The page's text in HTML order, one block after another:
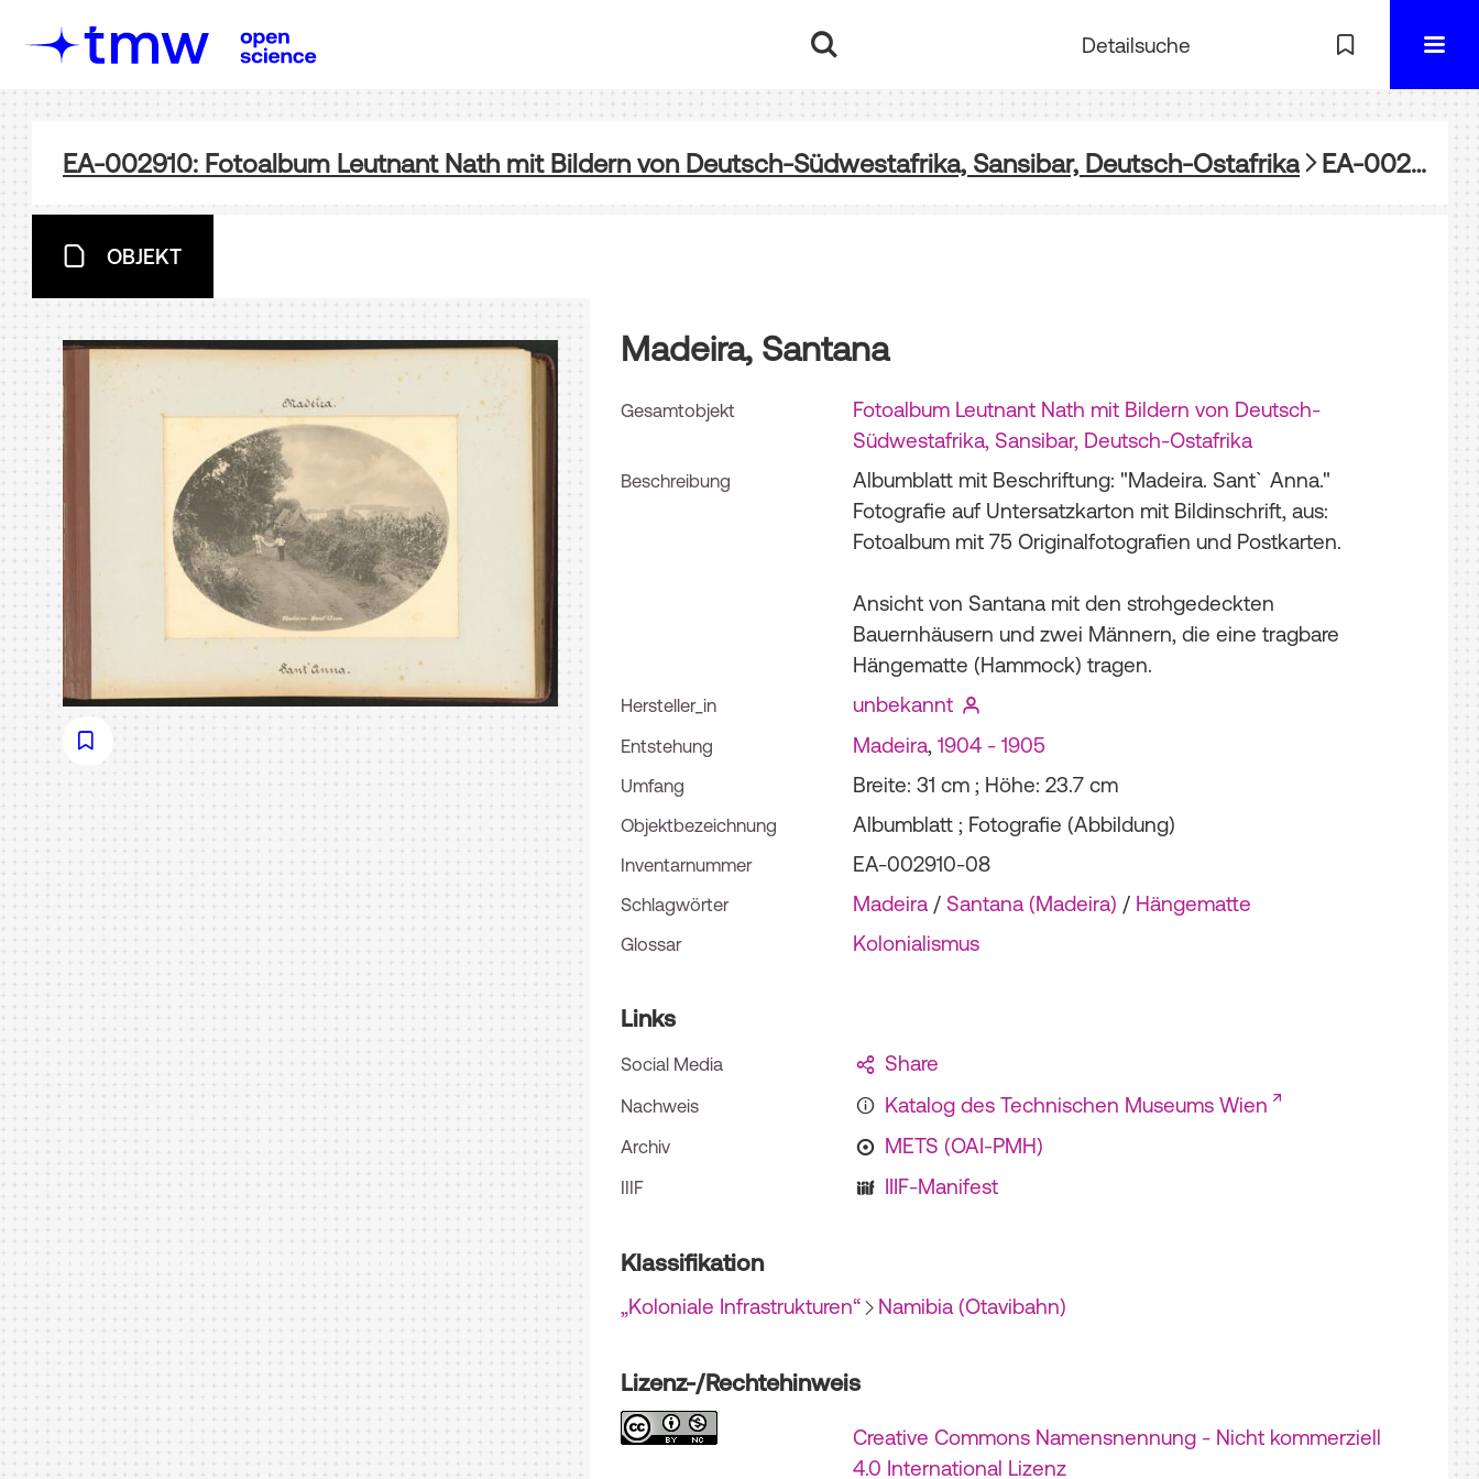
Detailsuche
EA-002910: Fotoalbum Leutnant Nath mit Bildern von Deutsch-Südwestafrika, Sansibar, Deutsch-Ostafrika EA-002910-08: Madeira, Santana
OBJEKT
Madeira, Santana
Gesamtobjekt
Fotoalbum Leutnant Nath mit Bildern von Deutsch-
Südwestafrika, Sansibar, Deutsch-Ostafrika
Beschreibung
Albumblatt mit Beschriftung: "Madeira. Sant` Anna."
Fotografie auf Untersatzkarton mit Bildinschrift, aus:
Fotoalbum mit 75 Originalfotografien und Postkarten.
Ansicht von Santana mit den strohgedeckten
Bauernhäusern und zwei Männern, die eine tragbare
Hängematte (Hammock) tragen.
Hersteller_in unbekannt
Entstehung Madeira, 1904 - 1905
Umfang Breite: 31 cm ; Höhe: 23.7 cm
Objektbezeichnung Albumblatt ; Fotografie (Abbildung)
Inventarnummer EA-002910-08
Schlagwörter Madeira / Santana (Madeira) / Hängematte
Glossar Kolonialismus
Links
Social Media Share
Nachweis Katalog des Technischen Museums Wien
Archiv METS (OAI-PMH)
IIIF IIIF-Manifest
Klassifikation
„Koloniale Infrastrukturen“ Namibia (Otavibahn)
Lizenz-/Rechtehinweis
Creative Commons Namensnennung - Nicht kommerziell
4.0 International Lizenz